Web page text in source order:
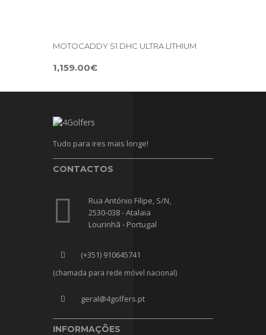
MOTOCADDY S1 DHC ULTRA LITHIUM
1,159.00€
Tudo para ires mais longe!
CONTACTOS
Rua António Filipe, S/N,
2530-038 - Atalaia
Lourinhã - Portugal
(+351) 910645741
(chamada para rede móvel nacional)
geral@4golfers.pt
INFORMAÇÕES